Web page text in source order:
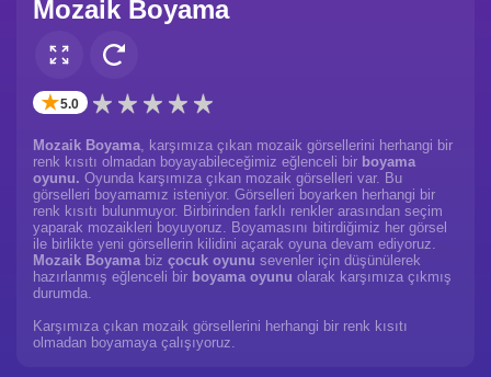
Mozaik Boyama
✭5.0
Mozaik Boyama, karşımıza çıkan mozaik görsellerini herhangi bir
renk kısıtı olmadan boyayabileceğimiz eğlenceli bir boyama
oyunu. Oyunda karşımıza çıkan mozaik görselleri var. Bu
görselleri boyamamız isteniyor. Görselleri boyarken herhangi bir
renk kısıtı bulunmuyor. Birbirinden farklı renkler arasından seçim
yaparak mozaikleri boyuyoruz. Boyamasını bitirdiğimiz her görsel
ile birlikte yeni görsellerin kilidini açarak oyuna devam ediyoruz.
Mozaik Boyamabiz çocuk oyunu sevenler için düşünülerek
hazırlanmış eğlenceli bir boyama oyunu olarak karşımıza çıkmış
durumda.
Karşımıza çıkan mozaik görsellerini herhangi bir renk kısıtı
olmadan boyamaya çalışıyoruz.